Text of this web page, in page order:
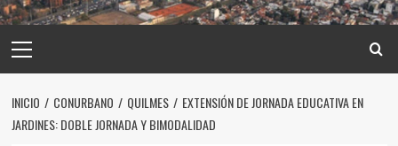
principal
INICIO CONURBANO QUILMES
EXTENSIÓN DE JORNADA EDUCATIVA EN
JARDINES: DOBLE JORNADA Y BIMODALIDAD